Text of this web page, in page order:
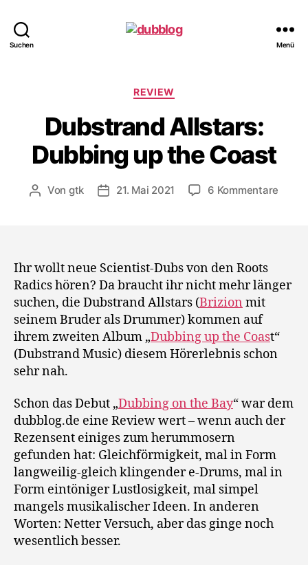
Suchen Menü
Kategorien
REVIEW
Dubstrand Allstars:
Dubbing up the Coast
Beitragsautor
Von gtk Veröffentlichungsdatum
21. Mai 2021 6 Kommentare
Coast
Ihr wollt neue Scientist-Dubs von den Roots
Radics hören? Da braucht ihr nicht mehr länger
suchen, die Dubstrand Allstars (Brizion mit
seinem Bruder als Drummer) kommen auf
ihrem zweiten Album „Dubbing up the Coast“
(Dubstrand Music) diesem Hörerlebnis schon
sehr nah.
Schon das Debut „Dubbing on the Bay“ war dem
dubblog.de eine Review wert – wenn auch der
Rezensent einiges zum herummosern
gefunden hat: Gleichförmigkeit, mal in Form
langweilig-gleich klingender e-Drums, mal in
Form eintöniger Lustlosigkeit, mal simpel
mangels musikalischer Ideen. In anderen
Worten: Netter Versuch, aber das ginge noch
wesentlich besser.